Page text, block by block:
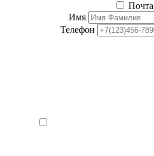
Почта
Имя
Телефон